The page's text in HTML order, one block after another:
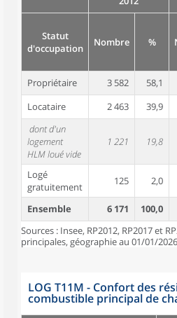
Statut
d'occupation
Nombre %
Propriétaire 3 582 58,1
Locataire
2 463 39,9
dont d'un
logement
HLM loué vide
1 221 19,8
Logé
gratuitement
125 2,0
Ensemble 6 171 100,0
Sources : Insee, RP2012, RP2017 et
principales, géographie au 01/01/
LOG T11M - Confort des
combustible principal de